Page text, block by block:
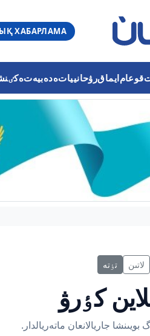
ХАБАРЛАМА
قوعامايماقرۋحانيياتەدەبيەت
لاتىن تٶتە
كٶرۋ
جاريالانعان ماتەريالدار.